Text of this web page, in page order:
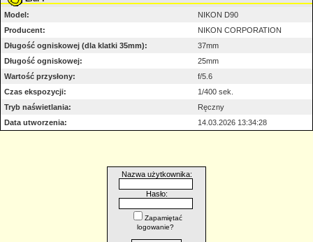
Model:
NIKON D90
Producent:
NIKON CORPORATION
Długość ogniskowej (dla klatki 35mm):
37mm
Długość ogniskowej:
25mm
Wartość przysłony:
f/5.6
Czas ekspozycji:
1/400 sek.
Tryb naświetlania:
Ręczny
Data utworzenia:
14.03.2026 13:34:28
Nazwa użytkownika:
Hasło:
Zapamiętać
logowanie?